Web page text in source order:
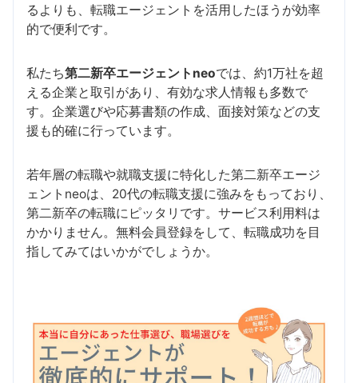
るよりも、転職エージェントを活用したほうが効率
的で便利です。
私たち第二新卒エージェントneoでは、約1万社を超
える企業と取引があり、有効な求人情報も多数で
す。企業選びや応募書類の作成、面接対策などの支
援も的確に行っています。
若年層の転職や就職支援に特化した第二新卒エージ
ェントneoは、20代の転職支援に強みをもっており、
第二新卒の転職にピッタリです。サービス利用料は
かかりません。無料会員登録をして、転職成功を目
指してみてはいかがでしょうか。